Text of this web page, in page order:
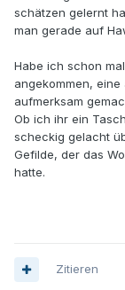
schätzen gelernt
man gerade auf
Habe ich schon
angekommen,
aufmerksam
Ob ich ihr ein
scheckig gelacht
Gefilde, der das
hatte.
Zitieren